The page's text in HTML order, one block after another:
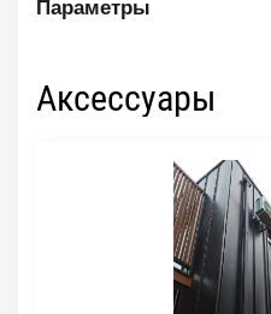
Параметры
Аксессуары